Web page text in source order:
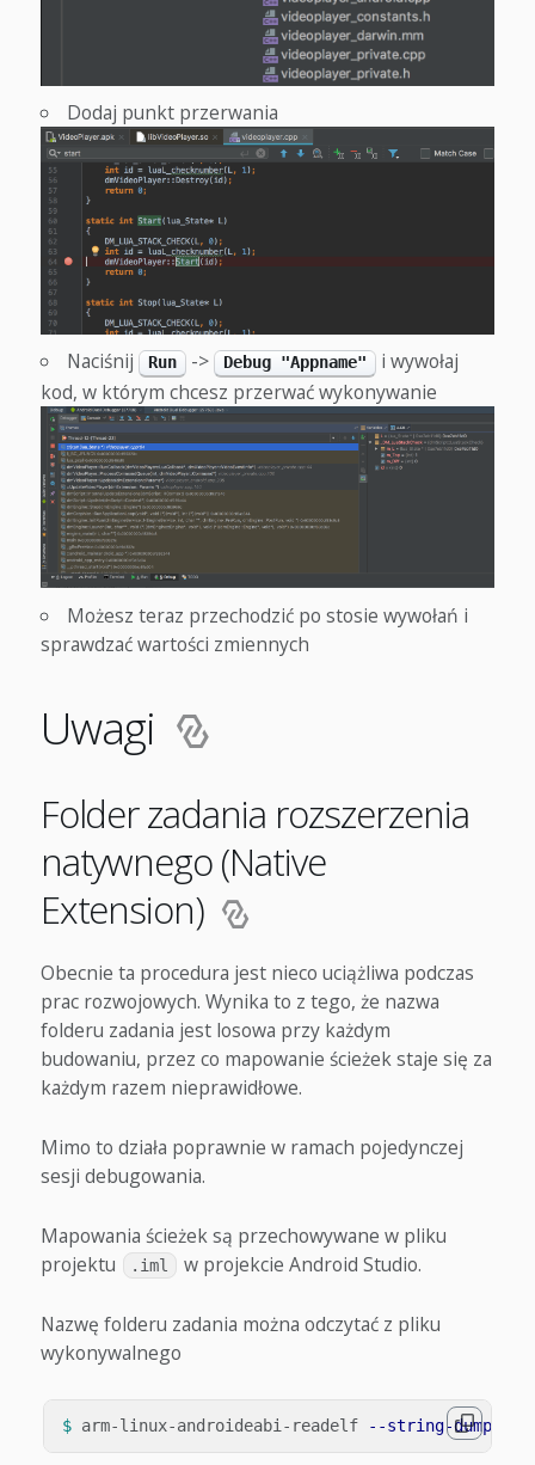
Dodaj punkt przerwania
Naciśnij Run -> Debug "Appname" i wywołaj
kod, w którym chcesz przerwać wykonywanie
Możesz teraz przechodzić po stosie wywołań i
sprawdzać wartości zmiennych
Uwagi
Folder zadania rozszerzenia
natywnego (Native
Extension)
Obecnie ta procedura jest nieco uciążliwa podczas
prac rozwojowych. Wynika to z tego, że nazwa
folderu zadania jest losowa przy każdym
budowaniu, przez co mapowanie ścieżek staje się za
każdym razem nieprawidłowe.
Mimo to działa poprawnie w ramach pojedynczej
sesji debugowania.
Mapowania ścieżek są przechowywane w pliku
projektu
.iml w projekcie Android Studio.
Nazwę folderu zadania można odczytać z pliku
wykonywalnego
$ arm-linux-androideabi-readelf --string-dump